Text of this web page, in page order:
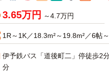
3.65万円 ～4.7万円
1R～1K／18.3m²～19.8m²／6帖
伊予鉄バス「道後町二」停徒歩2
分